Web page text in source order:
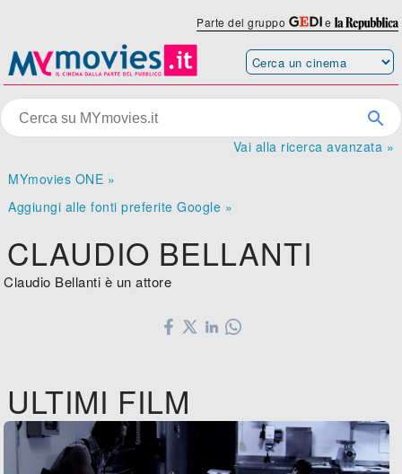
Parte del gruppo e
Vai alla ricerca avanzata »
MYmovies ONE »
Aggiungi alle fonti preferite Google »
CLAUDIO BELLANTI
Claudio Bellanti è un attore
ULTIMI FILM